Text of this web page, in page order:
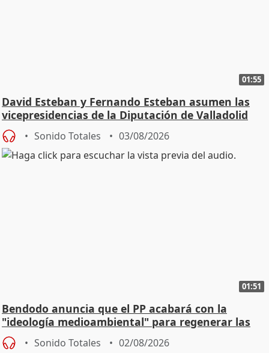
01:55
David Esteban y Fernando Esteban asumen las
vicepresidencias de la Diputación de Valladolid
Sonido Totales 03/08/2026
01:51
Bendodo anuncia que el PP acabará con la
"ideología medioambiental" para regenerar las
playas
Sonido Totales 02/08/2026